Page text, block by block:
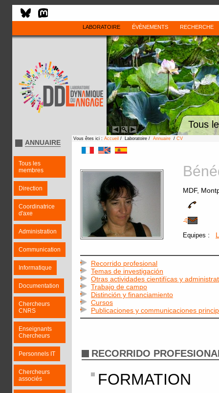
LABORATOIRE ÉVÈNEMENTS RECHERCHE
Tous
ANNUAIRE
Tous les
membres
Direction
Coordinatrice
d'axe
Administration
Communication
Informatique
Documentation
Chercheurs
CNRS
Enseignants
Chercheurs
Personnels IT
Chercheurs
associés
Vous êtes ici : Accueil / Laboratoire / Annuaire / CV
MDF,
Equipes :
Recorrido profesional
Temas de investigación
Otras actividades cientifícas y
Trabajo de campo
Distinción y financiamiento
Cursos
Publicaciones y communicaciones
RECORRIDO
FORMATION